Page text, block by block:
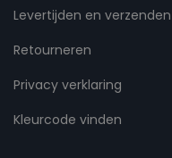
Levertijden en verzenden
Retourneren
Privacy verklaring
Kleurcode vinden